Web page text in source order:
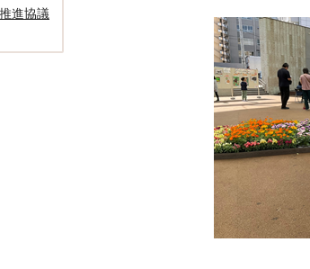
進協議